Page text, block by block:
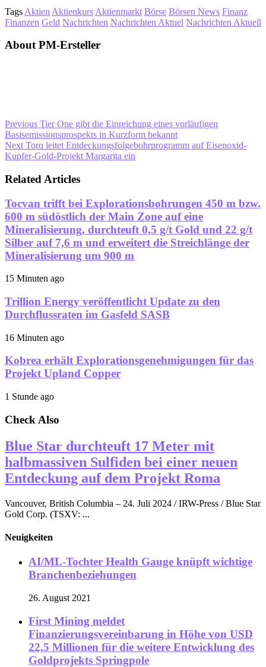
Tags Aktien Aktienkurs Aktienmarkt Börse Börsen News Finanz
Finanzen Geld Nachrichten Nachrichten Aktuel Nachrichten Aktuell
About PM-Ersteller
Previous Tier One gibt die Einreichung eines vorläufigen
Basisemissionsprospekts in Kurzform bekannt
Next Torq leitet Entdeckungsfolgebohrprogramm auf Eisenoxid-
Kupfer-Gold-Projekt Margarita ein
Related Articles
Tocvan trifft bei Explorationsbohrungen 450 m bzw.
600 m südöstlich der Main Zone auf eine
Mineralisierung, durchteuft 0,5 g/t Gold und 22 g/t
Silber auf 7,6 m und erweitert die Streichlänge der
Mineralisierung um 900 m
15 Minuten ago
Trillion Energy veröffentlicht Update zu den
Durchflussraten im Gasfeld SASB
16 Minuten ago
Kobrea erhält Explorationsgenehmigungen für das
Projekt Upland Copper
1 Stunde ago
Check Also
Blue Star durchteuft 17 Meter mit
halbmassiven Sulfiden bei einer neuen
Entdeckung auf dem Projekt Roma
Vancouver, British Columbia – 24. Juli 2024 / IRW-Press / Blue Star
Gold Corp. (TSXV: ...
Neuigkeiten
AI/ML-Tochter Health Gauge knüpft wichtige
Branchenbeziehungen
26. August 2021
First Mining meldet
Finanzierungsvereinbarung in Höhe von USD
22,5 Millionen für die weitere Entwicklung des
Goldprojekts Springpole